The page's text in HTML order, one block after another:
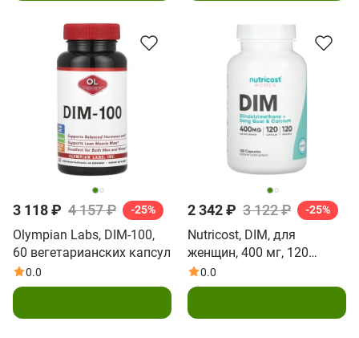
3 118 ₽ 4 157 ₽ -25%
Olympian Labs, DIM-100,
60 вегетарианских капсул
0.0
2 342 ₽ 3 122 ₽ -25%
Nutricost, DIM, для
женщин, 400 мг, 120
капсул
0.0